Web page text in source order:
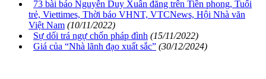
73 bài báo Nguyễn Duy Xuân đăng trên Tiền phong, Tuổi
trẻ, Viettimes, Thời báo VHNT, VTCNews, Hội Nhà văn
Việt Nam (10/11/2022)
Sự dối trá ngự chốn pháp đình (15/11/2022)
Giá của “Nhà lãnh đạo xuất sắc” (30/12/2024)